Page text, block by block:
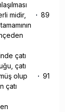
midir,
89
çatı
çatı
olup
çatı
91